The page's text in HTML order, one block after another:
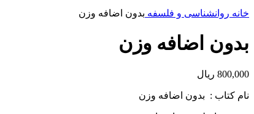
خانه روانشناسی و فلسفه بدون اضافه وزن
بدون اضافه وزن
800,000 ریال
نام كتاب : بدون اضافه وزن